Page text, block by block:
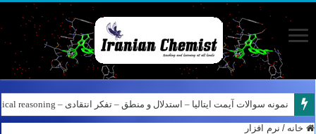
کانال آیمت ایتالیا در نرم افزار بله – کانال شیمی آیمت استاد نباتی
خانه / نرم افزار